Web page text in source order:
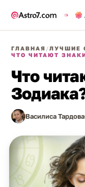
ГЛАВНАЯ /ЛУЧШИЕ
ЧТО ЧИТАЮТ
Что
Василиса Тардова